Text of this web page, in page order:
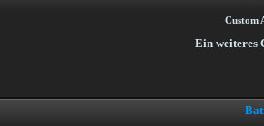
Custom
Ein weiteres